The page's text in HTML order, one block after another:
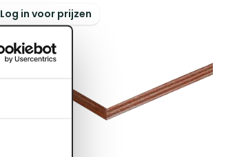
Log in voor prijzen